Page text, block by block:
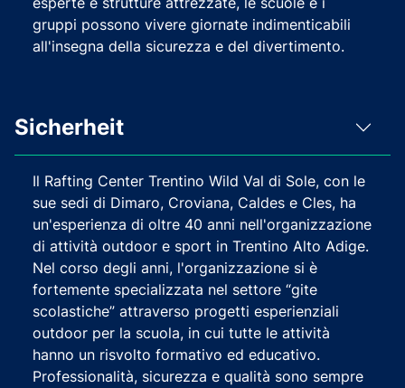
gruppi possono vivere giornate indimenticabili
all'insegna della sicurezza e del divertimento.
Sicherheit
Il Rafting Center Trentino Wild Val di Sole, con le
sue sedi di Dimaro, Croviana, Caldes e Cles, ha
un'esperienza di oltre 40 anni nell'organizzazione
di attività outdoor e sport in Trentino Alto Adige.
Nel corso degli anni, l'organizzazione si è
fortemente specializzata nel settore “gite
scolastiche” attraverso progetti esperienziali
outdoor per la scuola, in cui tutte le attività
hanno un risvolto formativo ed educativo.
Professionalità, sicurezza e qualità sono sempre